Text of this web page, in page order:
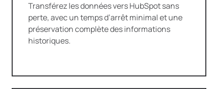
Transférez les données vers HubSpot sans
perte, avec un temps d’arrêt minimal et une
préservation complète des informations
historiques.